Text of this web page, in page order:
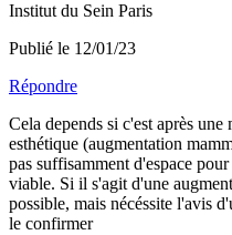
Institut du Sein Paris
Publié le 12/01/23
Répondre
Cela depends si c'est après
esthétique (augmentation
pas suffisamment d'espace
viable. Si il s'agit d'une
possible, mais nécéssite l'avis
le confirmer